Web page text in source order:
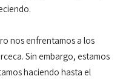
nos enfrentamos a los
Sin embargo, estamos
haciendo hasta el